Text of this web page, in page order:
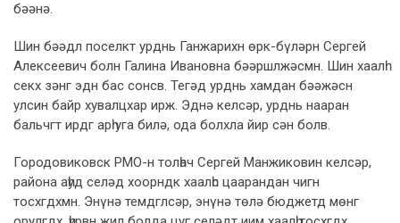
бәәнә.
Шин бәәдл поселкт урднь Ганжарихн өрк-бүләрн Сергей
Алексеевич болн Галина Ивановна бәәршлжәсмн. Шин хаалһ
секх зәнг эдн бас сонсв. Тегәд урднь хамдан бәәжәсн
улсин байр хувалцхар ирж. Эднә келсәр, урднь нааран
бальчгт ирдг арһ уга билә, ода болхла йир сән болв.
Городовиковск РМО-н толһач Сергей Манжиковин келсәр,
района аһуд селәд хоорндк хаалһс цаарандан чигн
тосхгдхмн. Энүнә темдглсәр, энүнә төлә бюджетд мөнг